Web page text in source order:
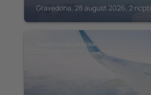
Gravedona, 28 august 2026, 2 nopți
CRANDOLA VALSASSINA